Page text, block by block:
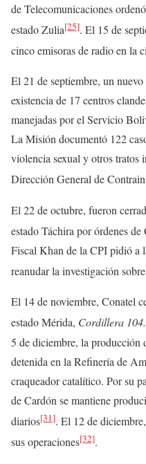
de Telecomunicaciones
estado Zulia[25]. El 15 de
cinco emisoras de radio en la
El 21 de septiembre, un
existencia de 17 centros
manejadas por el Servicio
La Misión documentó 122
violencia sexual y otros tratos
Dirección General de
El 22 de octubre, fueron
estado Táchira por órdenes de
Fiscal Khan de la CPI pidió a
reanudar la investigación
El 14 de noviembre, Conatel
estado Mérida, Cordillera
5 de diciembre, la producción
detenida en la Refinería de
craqueador catalítico. Por su
de Cardón se mantiene
diarios[31]. El 12 de
sus operaciones[32].